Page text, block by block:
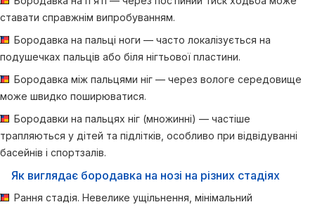
ставати справжнім випробуванням.
Бородавка на пальці ноги — часто локалізується на
подушечках пальців або біля нігтьової пластини.
Бородавка між пальцями ніг — через вологе середовище
може швидко поширюватися.
Бородавки на пальцях ніг (множинні) — частіше
трапляються у дітей та підлітків, особливо при відвідуванні
басейнів і спортзалів.
Як виглядає бородавка на нозі на різних стадіях
Рання стадія. Невелике ущільнення, мінімальний